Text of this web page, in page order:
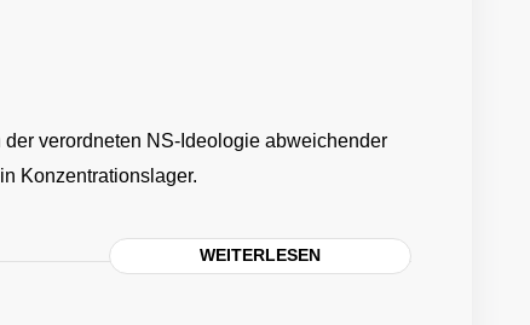
verordneten NS-Ideologie abweichender
Konzentrationslager.
WEITERLESEN